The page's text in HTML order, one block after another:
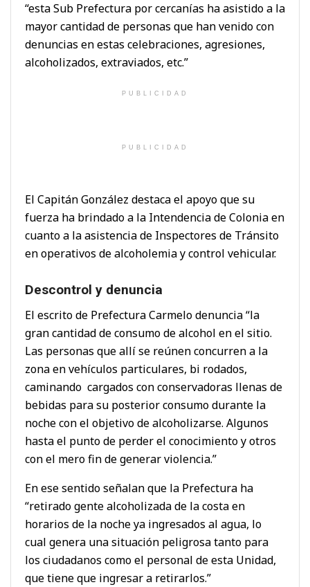
“esta Sub Prefectura por cercanías ha asistido a la
mayor cantidad de personas que han venido con
denuncias en estas celebraciones, agresiones,
alcoholizados, extraviados, etc.”
PUBLICIDAD
PUBLICIDAD
El Capitán González destaca el apoyo que su
fuerza ha brindado a la Intendencia de Colonia en
cuanto a la asistencia de Inspectores de Tránsito
en operativos de alcoholemia y control vehicular.
Descontrol y denuncia
El escrito de Prefectura Carmelo denuncia “la
gran cantidad de consumo de alcohol en el sitio.
Las personas que allí se reúnen concurren a la
zona en vehículos particulares, bi rodados,
caminando cargados con conservadoras llenas de
bebidas para su posterior consumo durante la
noche con el objetivo de alcoholizarse. Algunos
hasta el punto de perder el conocimiento y otros
con el mero fin de generar violencia.”
En ese sentido señalan que la Prefectura ha
“retirado gente alcoholizada de la costa en
horarios de la noche ya ingresados al agua, lo
cual genera una situación peligrosa tanto para
los ciudadanos como el personal de esta Unidad,
que tiene que ingresar a retirarlos.”